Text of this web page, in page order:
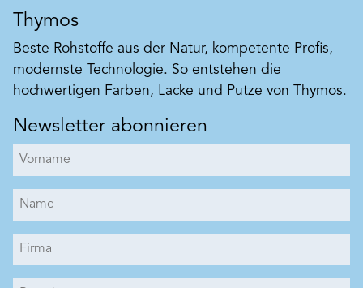
Thymos
Beste Rohstoffe aus der Natur, kompetente Profis,
modernste Technologie. So entstehen die
hochwertigen Farben, Lacke und Putze von Thymos.
Newsletter abonnieren